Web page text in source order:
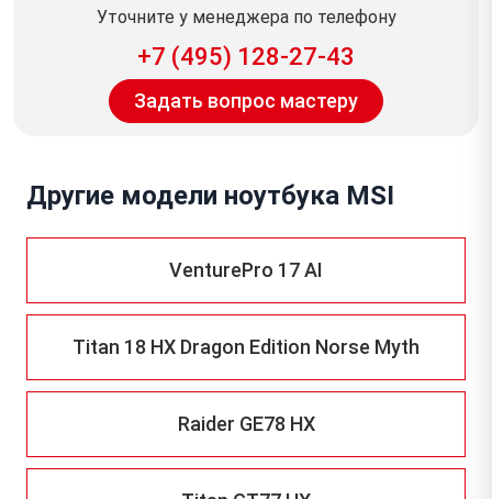
Уточните у менеджера по телефону
+7 (495) 128-27-43
Задать вопрос мастеру
Другие модели ноутбука MSI
VenturePro 17 AI
Titan 18 HX Dragon Edition Norse Myth
Raider GE78 HX